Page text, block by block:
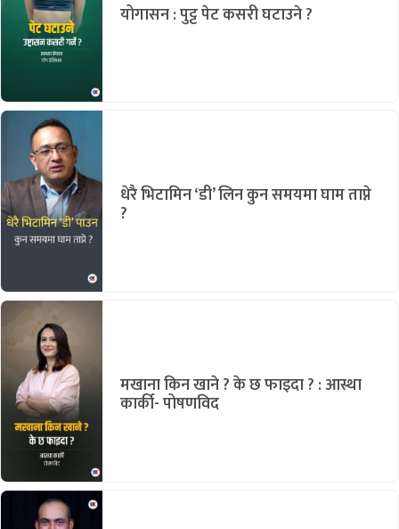
योगासन : पुट्ट पेट कसरी घटाउने ?
धेरै भिटामिन ‘डी’ लिन कुन समयमा घाम ताप्ने
?
मखाना किन खाने ? के छ फाइदा ? : आस्था
कार्की- पोषणविद